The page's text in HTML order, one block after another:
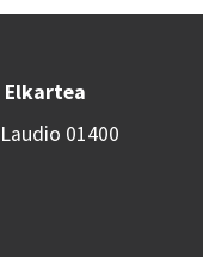
01400